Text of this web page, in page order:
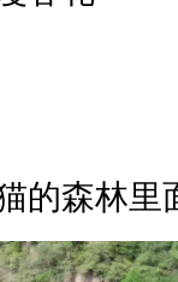
的森林里